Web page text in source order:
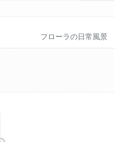
フローラの日常風景